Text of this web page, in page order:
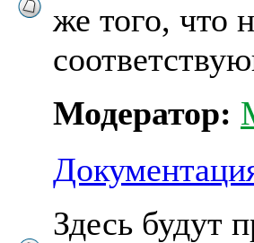
же того, что
Модератор:
Здесь будут